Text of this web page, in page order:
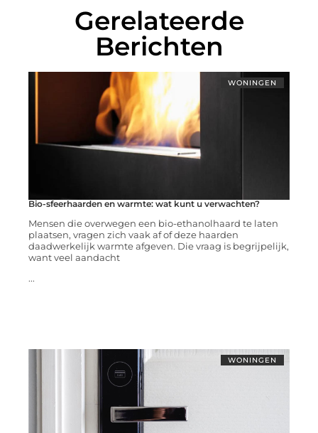
Gerelateerde
Berichten
WONINGEN
Bio-sfeerhaarden en warmte: wat kunt u verwachten?
Mensen die overwegen een bio-ethanolhaard te laten
plaatsen, vragen zich vaak af of deze haarden
daadwerkelijk warmte afgeven. Die vraag is begrijpelijk,
want veel aandacht
...
WONINGEN